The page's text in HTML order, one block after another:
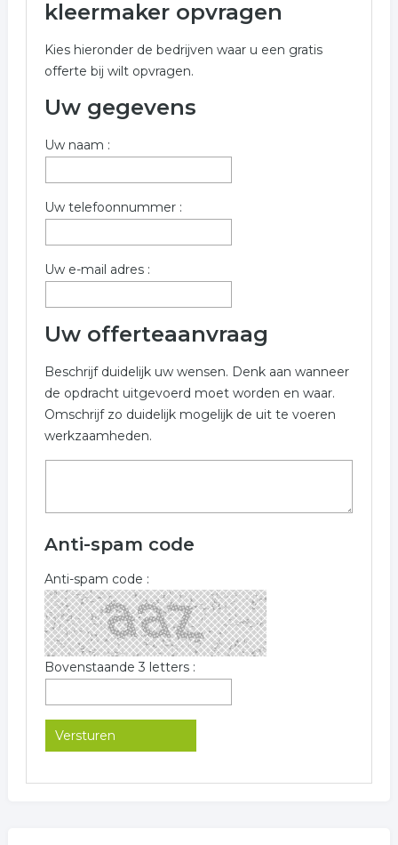
gerelateerde bedrijven in de omgeving van Emmen
voor een vrijblijvende aanvraag.
Vul onderstaand formulier zo volledig mogelijk in voor
plaats Emmen . De bedrijven zijn gekoppeld aan
Trefwoorden:
kleermakers kleermaker
kleermaker opvragen
Kies hieronder de bedrijven waar u een gratis
offerte bij wilt opvragen.
Uw gegevens
Uw naam :
Uw telefoonnummer :
Uw e-mail adres :
Uw offerteaanvraag
Beschrijf duidelijk uw wensen. Denk aan wanneer
de opdracht uitgevoerd moet worden en waar.
Omschrijf zo duidelijk mogelijk de uit te voeren
werkzaamheden.
Anti-spam code
Anti-spam code :
Bovenstaande 3 letters :